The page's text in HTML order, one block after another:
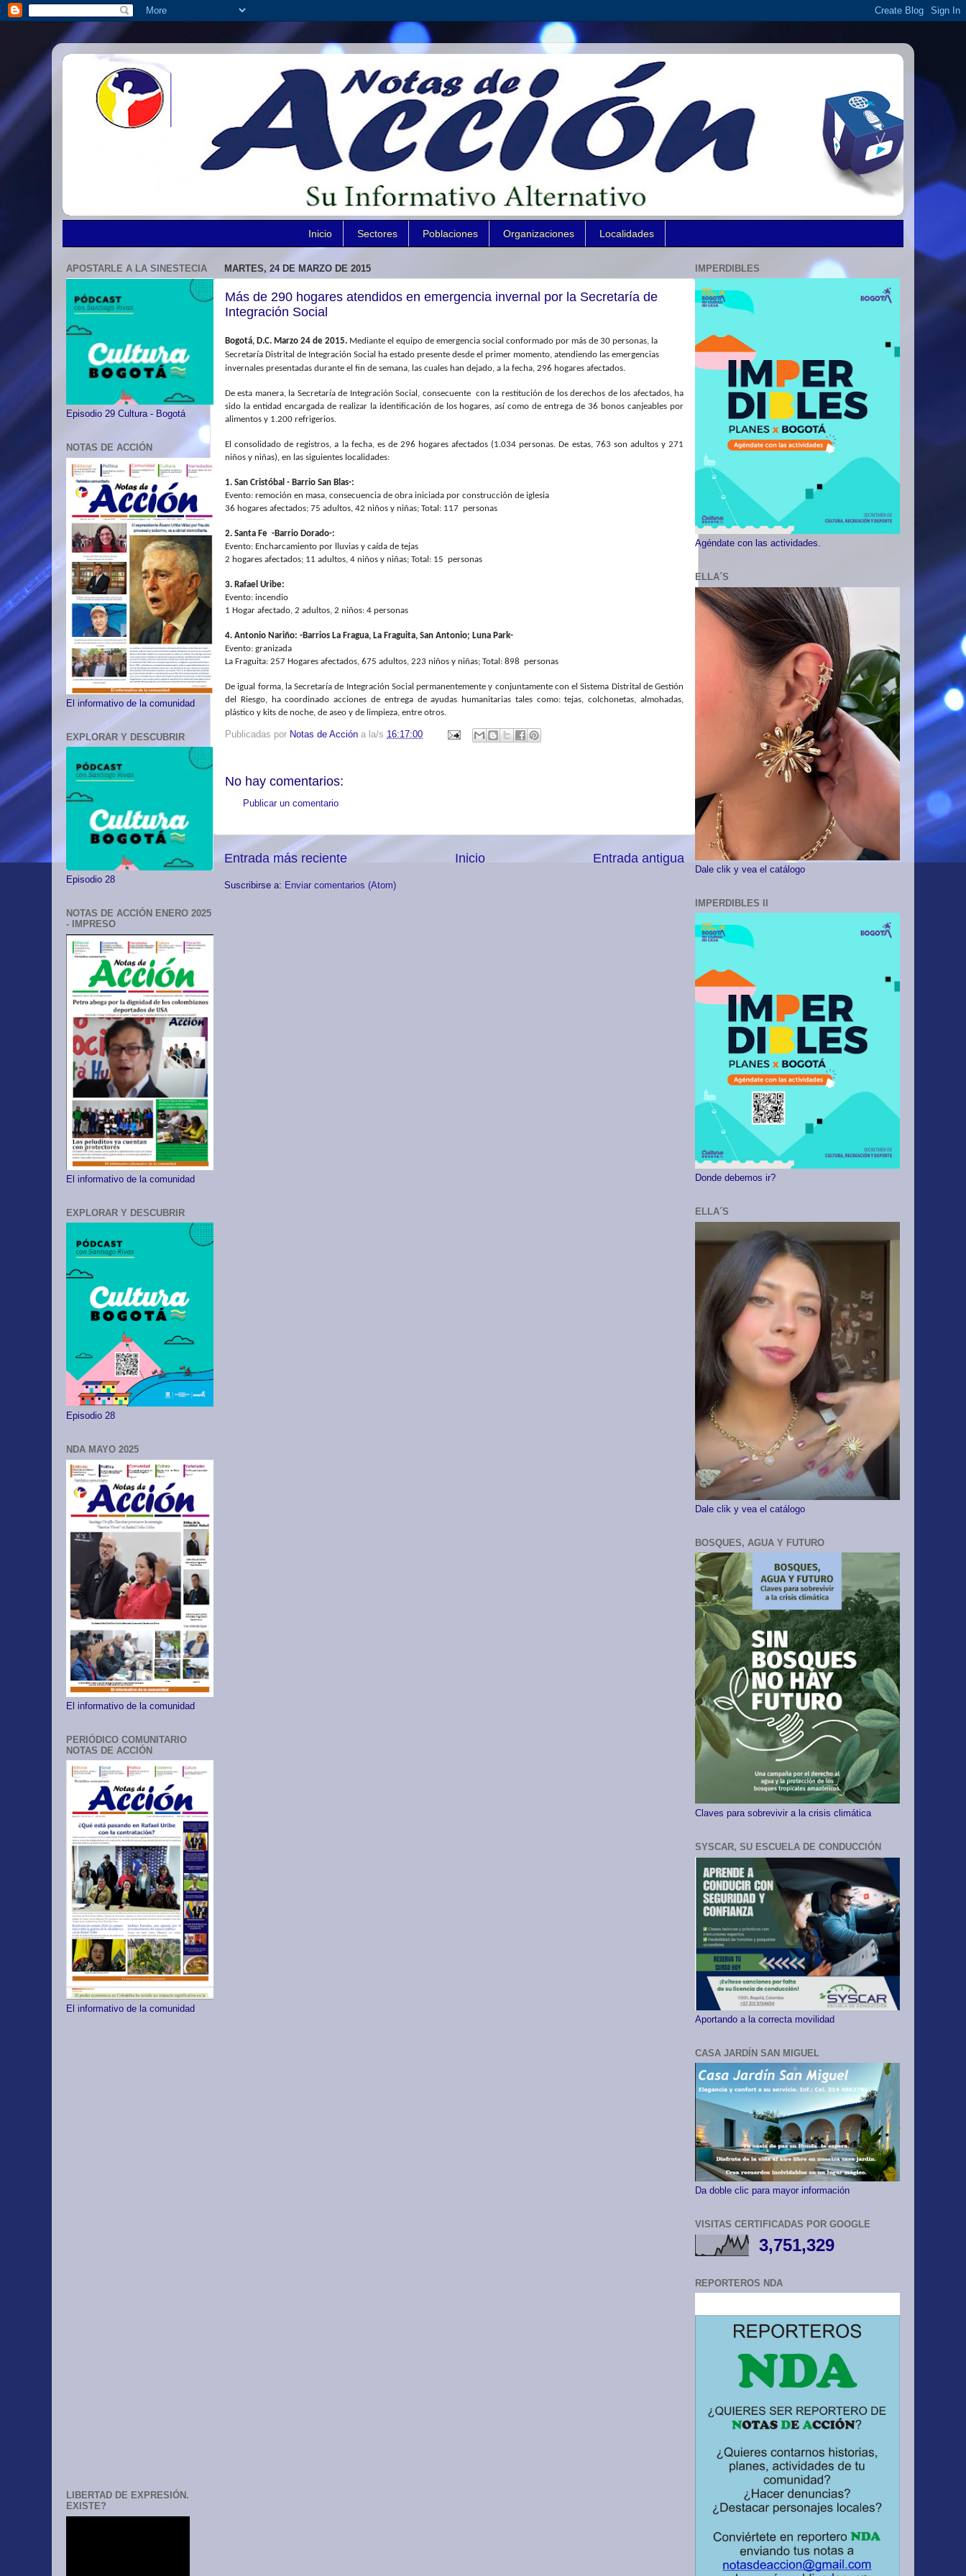
Inicio Sectores Poblaciones Organizaciones Localidades
MARTES, 24 DE MARZO DE 2015
Más de 290 hogares atendidos en emergencia invernal por la Secretaría de
Integración Social
Bogotá, D.C. Marzo 24 de 2015. Mediante el equipo de emergencia social conformado por más de 30 personas, la
Secretaría Distrital de Integración Social ha estado presente desde el primer momento, atendiendo las emergencias
invernales presentadas durante el fin de semana, las cuales han dejado, a la fecha, 296 hogares afectados.
De esta manera, la Secretaría de Integración Social, consecuente con la restitución de los derechos de los afectados, ha
sido la entidad encargada de realizar la identificación de los hogares, así como de entrega de 36 bonos canjeables por
alimentos y 1.200 refrigerios.
El consolidado de registros, a la fecha, es de 296 hogares afectados (1.034 personas. De estas, 763 son adultos y 271
niños y niñas), en las siguientes localidades:
1. San Cristóbal - Barrio San Blas-:
Evento: remoción en masa, consecuencia de obra iniciada por construcción de iglesia
36 hogares afectados; 75 adultos, 42 niños y niñas; Total: 117 personas
2. Santa Fe -Barrio Dorado-:
Evento: Encharcamiento por lluvias y caída de tejas
2 hogares afectados; 11 adultos, 4 niños y niñas; Total: 15 personas
3. Rafael Uribe:
Evento: incendio
1 Hogar afectado, 2 adultos, 2 niños: 4 personas
4. Antonio Nariño: -Barrios La Fragua, La Fraguita, San Antonio; Luna Park-
Evento: granizada
La Fraguita: 257 Hogares afectados, 675 adultos, 223 niños y niñas; Total: 898 personas
De igual forma, la Secretaría de Integración Social permanentemente y conjuntamente con el Sistema Distrital de Gestión
del Riesgo, ha coordinado acciones de entrega de ayudas humanitarias tales como: tejas, colchonetas, almohadas,
plástico y kits de noche, de aseo y de limpieza, entre otros.
Publicadas por Notas de Acción a la/s 16:17:00
No hay comentarios:
Publicar un comentario
Entrada más reciente Entrada antigua
Inicio
Suscribirse a: Enviar comentarios (Atom)
APOSTARLE A LA SINESTECIA
Episodio 29 Cultura - Bogotá
NOTAS DE ACCIÓN
El informativo de la comunidad
EXPLORAR Y DESCUBRIR
Episodio 28
NOTAS DE ACCIÓN ENERO 2025
- IMPRESO
El informativo de la comunidad
EXPLORAR Y DESCUBRIR
Episodio 28
NDA MAYO 2025
El informativo de la comunidad
PERIÓDICO COMUNITARIO
NOTAS DE ACCIÓN
El informativo de la comunidad
LIBERTAD DE EXPRESIÓN.
EXISTE?
IMPERDIBLES
Agéndate con las actividades.
ELLA´S
Dale clik y vea el catálogo
IMPERDIBLES II
Donde debemos ir?
ELLA´S
Dale clik y vea el catálogo
BOSQUES, AGUA Y FUTURO
Claves para sobrevivir a la crisis climática
SYSCAR, SU ESCUELA DE CONDUCCIÓN
Aportando a la correcta movilidad
CASA JARDÍN SAN MIGUEL
Da doble clic para mayor información
VISITAS CERTIFICADAS POR GOOGLE
3,751,329
REPORTEROS NDA